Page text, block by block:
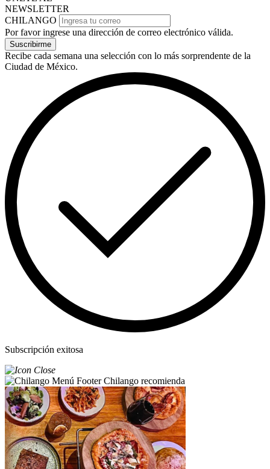
NEWSLETTER
CHILANGO
Por favor ingrese una dirección de correo electrónico válida.
Suscribirme
Recibe cada semana una selección con lo más sorprendente de la
Ciudad de México.
Subscripción exitosa
Chilango recomienda